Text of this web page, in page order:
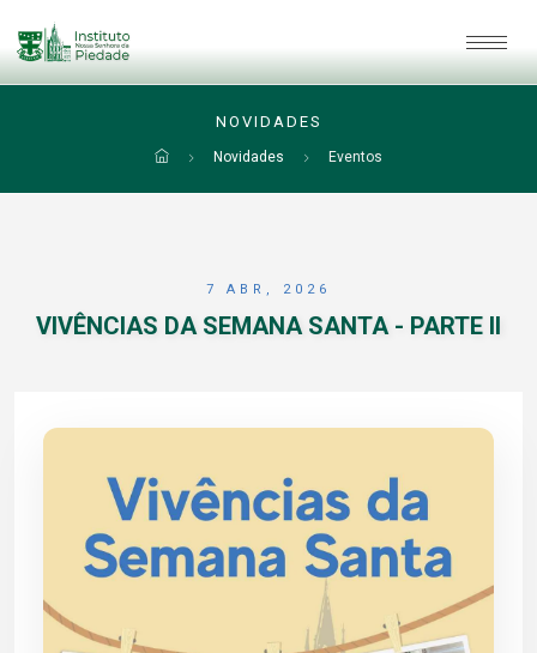
NOVIDADES
Novidades Eventos
7 ABR, 2026
VIVÊNCIAS DA SEMANA SANTA - PARTE II